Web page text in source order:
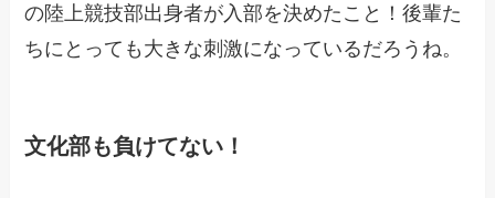
の陸上競技部出身者が入部を決めたこと！後輩た
ちにとっても大きな刺激になっているだろうね。
文化部も負けてない！